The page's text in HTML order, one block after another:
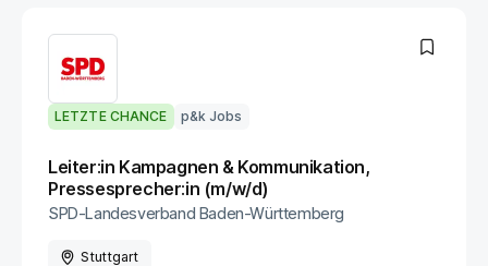
LETZTE CHANCE p&k Jobs
Leiter:in Kampagnen & Kommunikation,
Pressesprecher:in (m/w/d)
SPD-Landesverband Baden-Württemberg
Stuttgart